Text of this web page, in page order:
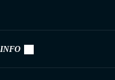
INFO